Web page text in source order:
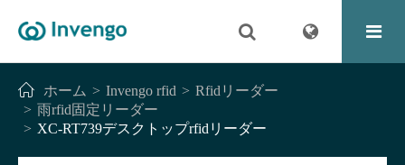
ホーム Invengo rfid
Rfidリーダー
雨rfid固定リーダー
XC-RT739デスクトップrfidリーダー